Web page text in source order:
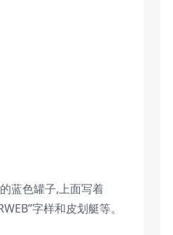
蓝色罐子,上面写着
字样和皮划艇等。